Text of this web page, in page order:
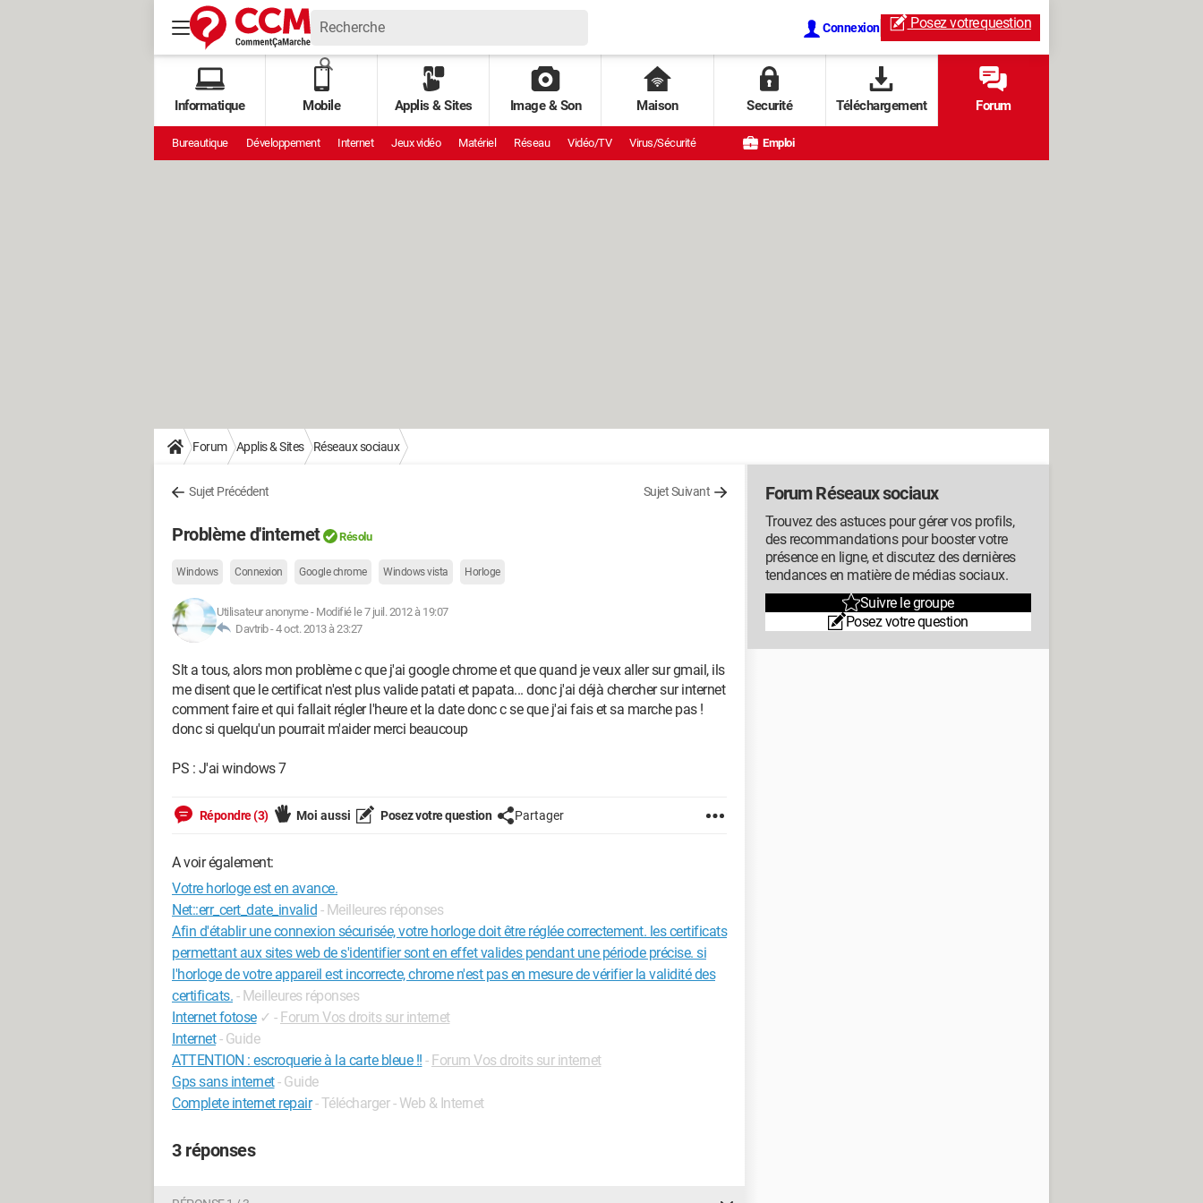
Connexion Posez votrequestion
Informatique Mobile Applis & Sites Image & Son Maison Securité Téléchargement Forum
Bureautique Développement Internet Jeux vidéo Matériel Réseau Vidéo/TV Virus/Sécurité Emploi
Forum Applis & Sites Réseaux sociaux
Sujet Précédent Sujet Suivant
Problème d'internet Résolu
Windows Connexion Google chrome Windows vista Horloge
Utilisateur anonyme- Modifié le 7 juil. 2012 à 19:07
Davtrib -4 oct. 2013 à 23:27
Slt a tous, alors mon problème c que j'ai google chrome et que quand je veux aller sur gmail, ils
me disent que le certificat n'est plus valide patati et papata... donc j'ai déjà chercher sur internet
comment faire et qui fallait régler l'heure et la date donc c se que j'ai fais et sa marche pas !
donc si quelqu'un pourrait m'aider merci beaucoup
PS : J'ai windows 7
Répondre (3) Moi aussi Posez votre question Partager
A voir également:
Votre horloge est en avance.
Net::err_cert_date_invalid - Meilleures réponses
Afin d'établir une connexion sécurisée, votre horloge doit être réglée correctement. les certificats
permettant aux sites web de s'identifier sont en effet valides pendant une période précise. si
l'horloge de votre appareil est incorrecte, chrome n'est pas en mesure de vérifier la validité des
certificats. - Meilleures réponses
Internet fotose ✓ - Forum Vos droits sur internet
Internet - Guide
ATTENTION : escroquerie à la carte bleue !! - Forum Vos droits sur internet
Gps sans internet- Guide
Complete internet repair - Télécharger - Web & Internet
3 réponses
Forum Réseaux sociaux
Trouvez des astuces pour gérer vos profils,
des recommandations pour booster votre
présence en ligne, et discutez des dernières
tendances en matière de médias sociaux.
Suivre le groupe
Posez votre question